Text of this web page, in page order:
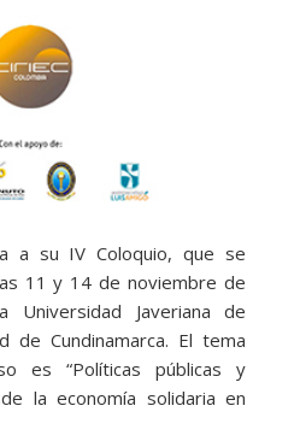
a su IV Coloquio, que se
11 y 14 de noviembre de
Universidad Javeriana de
de Cundinamarca. El tema
es “Políticas públicas y
la economía solidaria en